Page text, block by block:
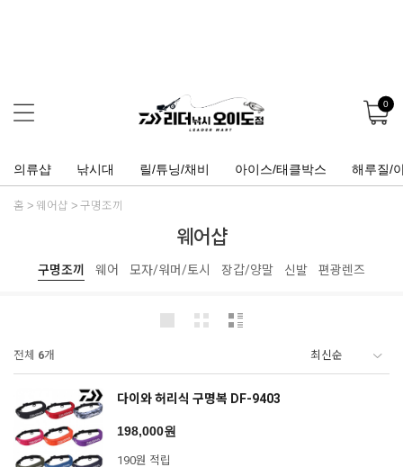
0
의류샵 낚시대 릴/튜닝/채비 아이스/태클박스 해루질/
홈 웨어샵 구명조끼
웨어샵
구명조끼 웨어 모자/워머/토시 장갑/양말 신발 편광렌즈
전체 6개
다이와 허리식 구명복 DF-9403
198,000원
190원 적립